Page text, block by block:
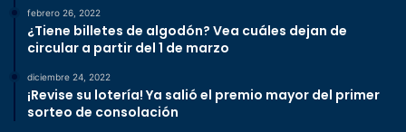
febrero 26, 2022
¿Tiene billetes de algodón? Vea cuáles dejan de
circular a partir del 1 de marzo
diciembre 24, 2022
¡Revise su lotería! Ya salió el premio mayor del primer
sorteo de consolación